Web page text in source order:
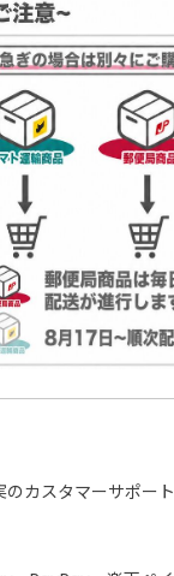
のカスタマーサポート